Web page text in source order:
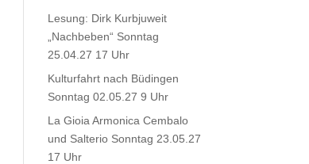
Lesung: Dirk Kurbjuweit
„Nachbeben“ Sonntag
25.04.27 17 Uhr
Kulturfahrt nach Büdingen
Sonntag 02.05.27 9 Uhr
La Gioia Armonica Cembalo
und Salterio Sonntag 23.05.27
17 Uhr